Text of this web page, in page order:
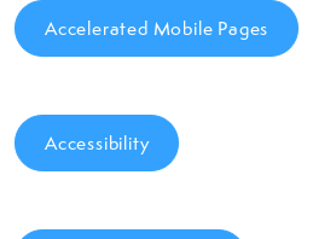
Accelerated Mobile Pages
Accessibility